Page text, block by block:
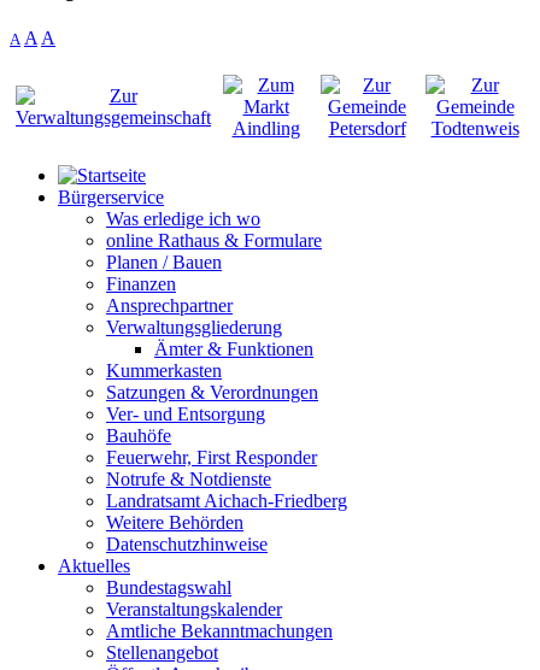
A A A
Bürgerservice
Was erledige ich wo
online Rathaus & Formulare
Planen / Bauen
Finanzen
Ansprechpartner
Verwaltungsgliederung
Ämter & Funktionen
Kummerkasten
Satzungen & Verordnungen
Ver- und Entsorgung
Bauhöfe
Feuerwehr, First Responder
Notrufe & Notdienste
Landratsamt Aichach-Friedberg
Weitere Behörden
Datenschutzhinweise
Aktuelles
Bundestagswahl
Veranstaltungskalender
Amtliche Bekanntmachungen
Stellenangebot